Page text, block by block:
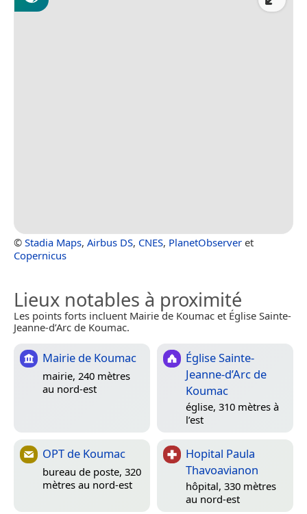
© Stadia Maps, Airbus DS, CNES, PlanetObserver et
Copernicus
Lieux notables à proximité
Les points forts incluent Mairie de Koumac et Église Sainte-
Jeanne-d’Arc de Koumac.
Mairie de Koumac
mairie, 240 mètres
au nord-est
Église Sainte-
Jeanne-d’Arc de
Koumac
église, 310 mètres à
l’est
OPT de Koumac
bureau de poste, 320
mètres au nord-est
Hopital Paula
Thavoavianon
hôpital, 330 mètres
au nord-est